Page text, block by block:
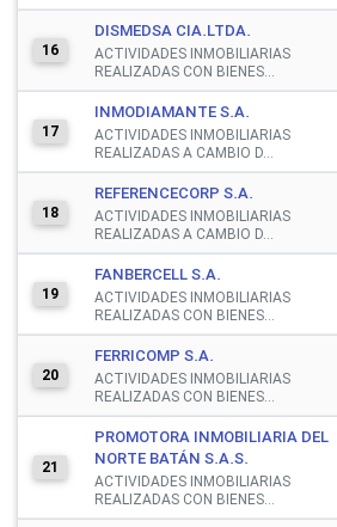
16
DISMEDSA CIA.LTDA.
ACTIVIDADES INMOBILIARIAS
REALIZADAS CON BIENES...
17
INMODIAMANTE S.A.
ACTIVIDADES INMOBILIARIAS
REALIZADAS A CAMBIO D...
18
REFERENCECORP S.A.
ACTIVIDADES INMOBILIARIAS
REALIZADAS A CAMBIO D...
19
FANBERCELL S.A.
ACTIVIDADES INMOBILIARIAS
REALIZADAS CON BIENES...
20
FERRICOMP S.A.
ACTIVIDADES INMOBILIARIAS
REALIZADAS CON BIENES...
21
PROMOTORA INMOBILIARIA DEL
NORTE BATÁN S.A.S.
ACTIVIDADES INMOBILIARIAS
REALIZADAS CON BIENES...